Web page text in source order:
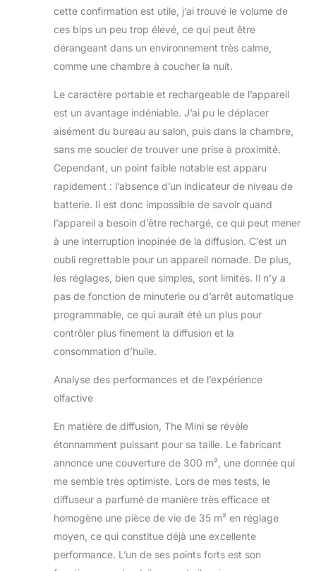
cette confirmation est utile, j’ai trouvé le volume de
ces bips un peu trop élevé, ce qui peut être
dérangeant dans un environnement très calme,
comme une chambre à coucher la nuit.
Le caractère portable et rechargeable de l’appareil
est un avantage indéniable. J’ai pu le déplacer
aisément du bureau au salon, puis dans la chambre,
sans me soucier de trouver une prise à proximité.
Cependant, un point faible notable est apparu
rapidement : l’absence d’un indicateur de niveau de
batterie. Il est donc impossible de savoir quand
l’appareil a besoin d’être rechargé, ce qui peut mener
à une interruption inopinée de la diffusion. C’est un
oubli regrettable pour un appareil nomade. De plus,
les réglages, bien que simples, sont limités. Il n’y a
pas de fonction de minuterie ou d’arrêt automatique
programmable, ce qui aurait été un plus pour
contrôler plus finement la diffusion et la
consommation d’huile.
Analyse des performances et de l’expérience
olfactive
En matière de diffusion, The Mini se révèle
étonnamment puissant pour sa taille. Le fabricant
annonce une couverture de 300 m², une donnée qui
me semble très optimiste. Lors de mes tests, le
diffuseur a parfumé de manière très efficace et
homogène une pièce de vie de 35 m² en réglage
moyen, ce qui constitue déjà une excellente
performance. L’un de ses points forts est son